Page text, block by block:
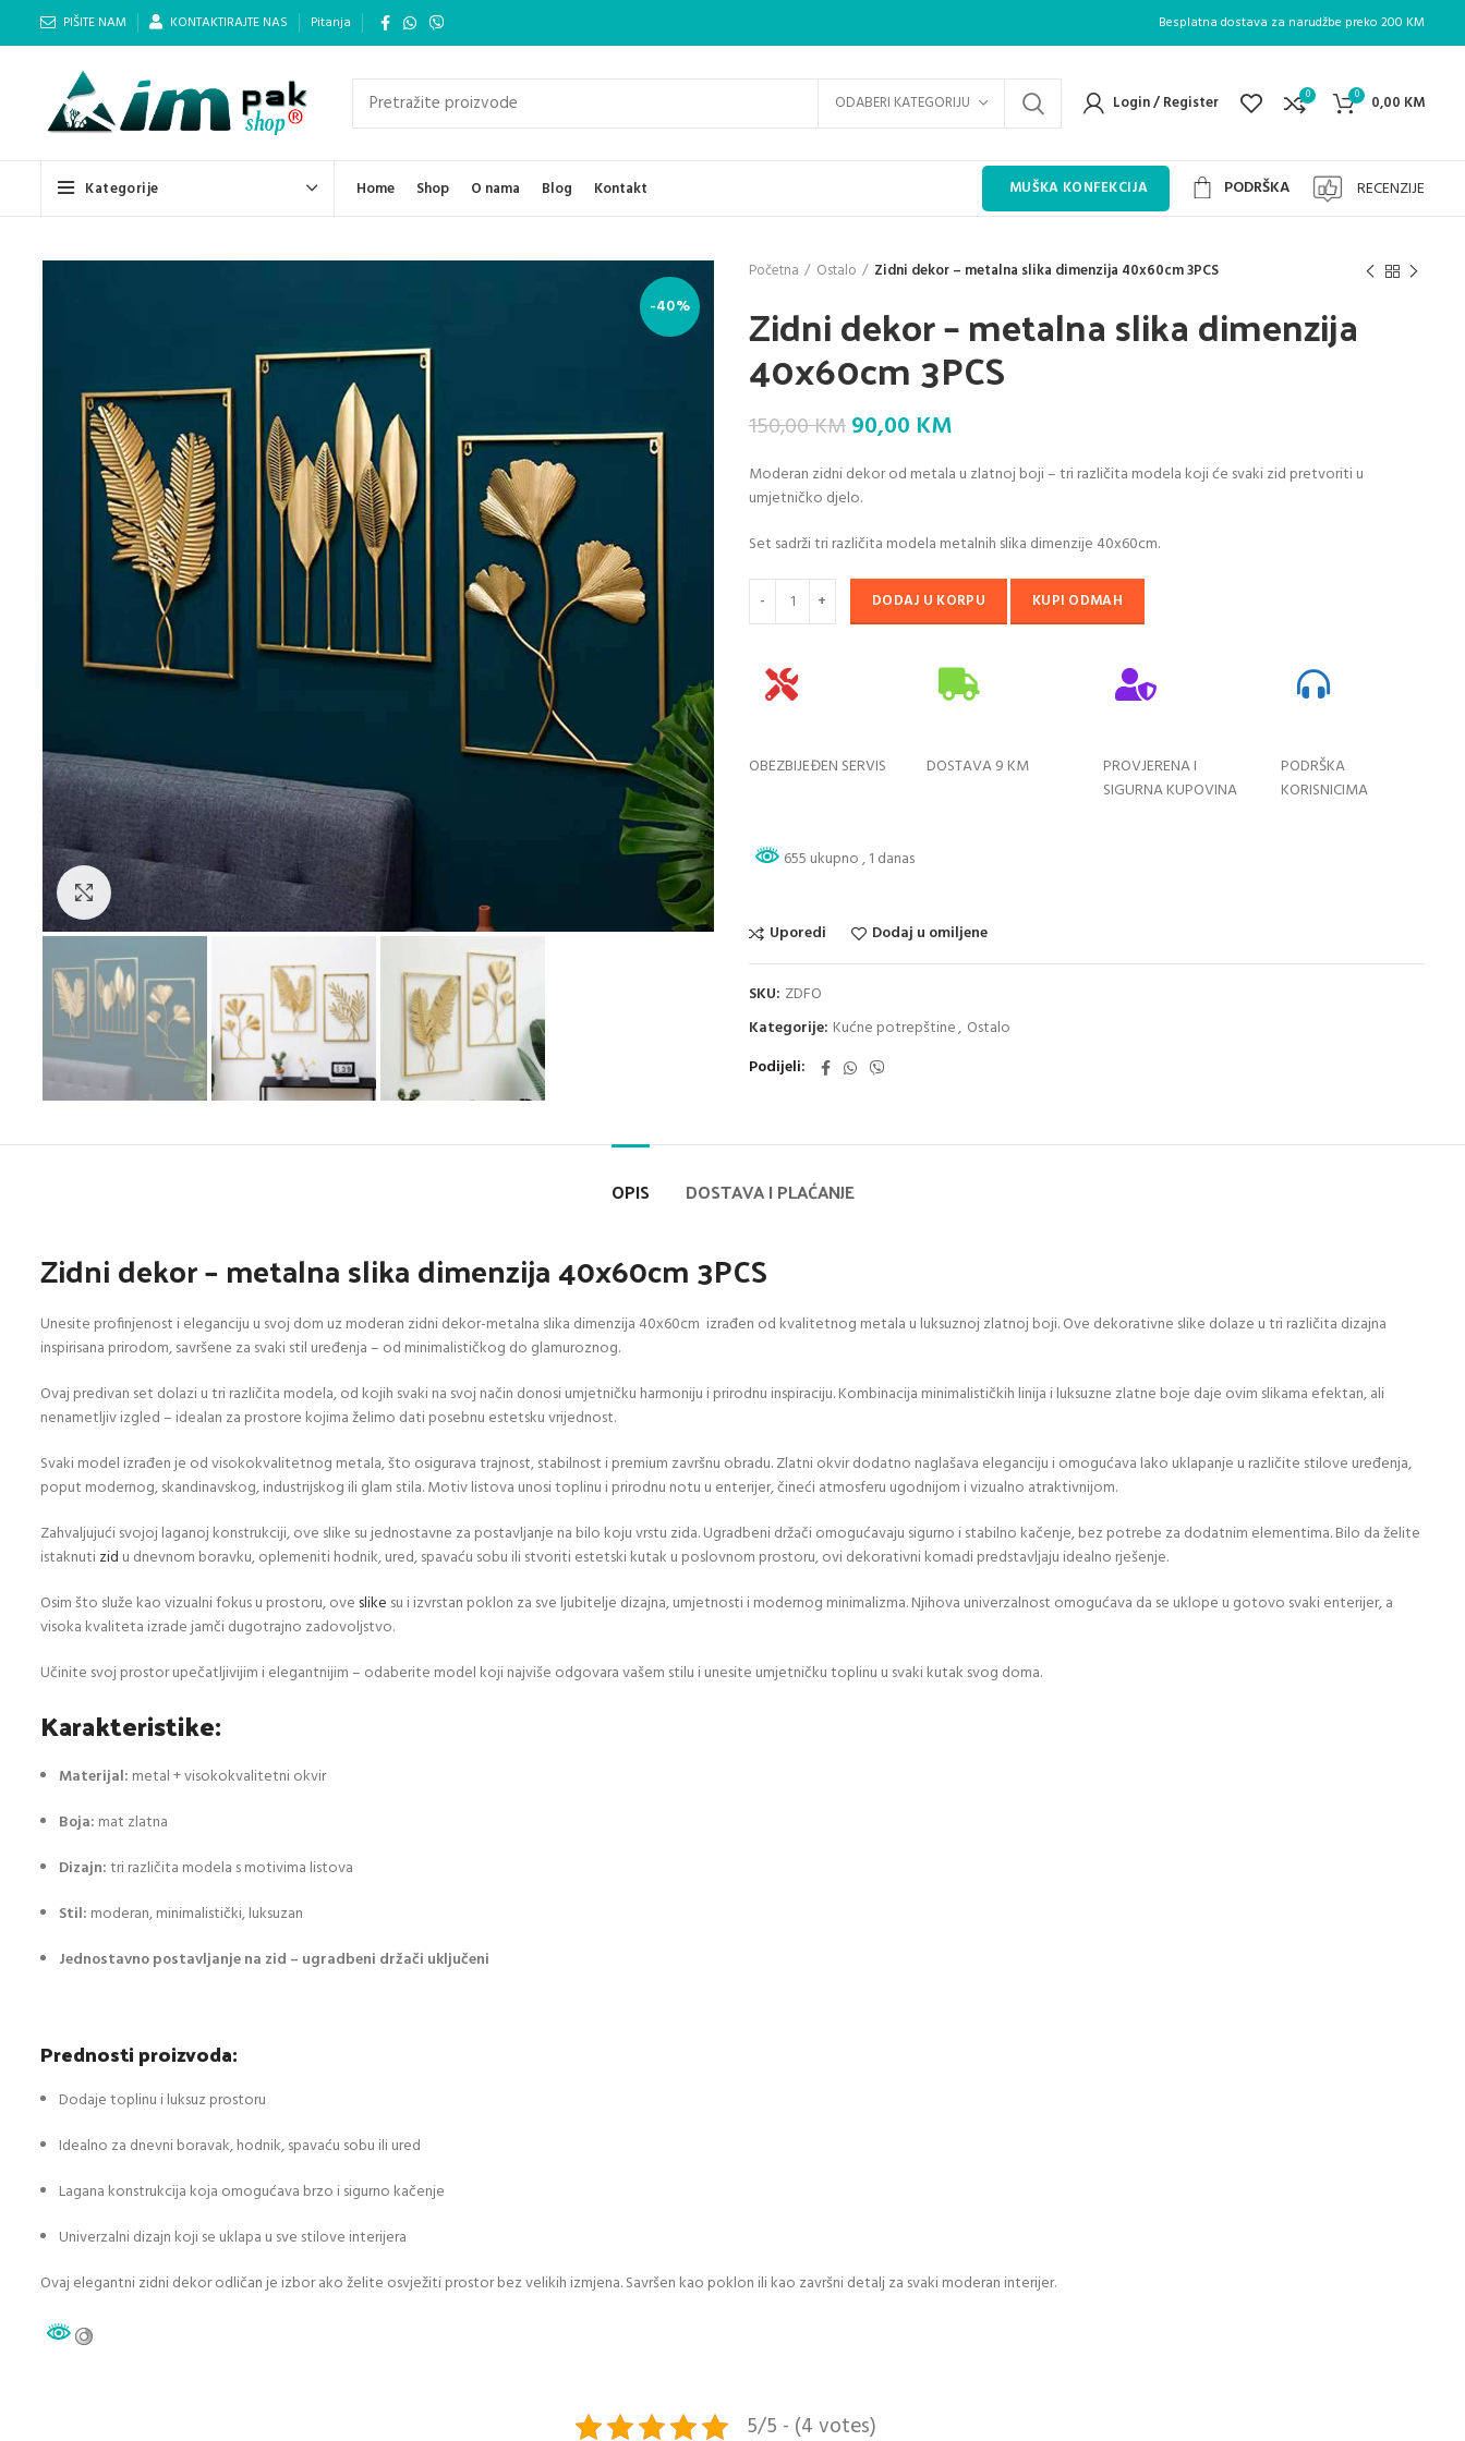
PIŠITE NAM KONTAKTIRAJTE NAS Pitanja Besplatna dostava za narudžbe preko 200 KM
ODABERI KATEGORIJU Login / Register 0 0 0,00 KM
Kategorije Home Shop O nama Blog Kontakt MUŠKA KONFEKCIJA PODRŠKA RECENZIJE
-40%
Klik da povećaš
Početna Ostalo Zidni dekor – metalna slika dimenzija 40x60cm 3PCS
Zidni dekor – metalna slika dimenzija
40x60cm 3PCS
150,00KMOriginal
was:
150,00 KM.
90,00 KMCurrent
is:
Moderan zidni dekor od metala u zlatnoj boji – tri različita modela koji će svaki zid pretvoriti u
umjetničko djelo.
Set sadrži tri različita modela metalnih slika dimenzije 40x60cm.
DODAJ U KORPU KUPI ODMAH
OBEZBIJEĐEN SERVIS DOSTAVA 9 KM
PROVJERENA I
SIGURNA KUPOVINA
PODRŠKA
KORISNICIMA
655 ukupno, 1 danas
Uporedi Dodaj u omiljene
SKU: ZDFO
Kategorije: Kućne potrepštine, Ostalo
Podijeli
OPIS DOSTAVA I PLAĆANJE
Zidni dekor – metalna slika dimenzija 40x60cm 3PCS
Unesite profinjenost i eleganciju u svoj dom uz moderan zidni dekor-metalna slika dimenzija 40x60cm izrađen od kvalitetnog metala u luksuznoj zlatnoj boji. Ove dekorativne slike dolaze u tri različita dizajna
inspirisana prirodom, savršene za svaki stil uređenja – od minimalističkog do glamuroznog.
Ovaj predivan set dolazi u tri različita modela, od kojih svaki na svoj način donosi umjetničku harmoniju i prirodnu inspiraciju. Kombinacija minimalističkih linija i luksuzne zlatne boje daje ovim slikama efektan, ali
nenametljiv izgled – idealan za prostore kojima želimo dati posebnu estetsku vrijednost.
Svaki model izrađen je od visokokvalitetnog metala, što osigurava trajnost, stabilnost i premium završnu obradu. Zlatni okvir dodatno naglašava eleganciju i omogućava lako uklapanje u različite stilove uređenja,
poput modernog, skandinavskog, industrijskog ili glam stila. Motiv listova unosi toplinu i prirodnu notu u enterijer, čineći atmosferu ugodnijom i vizualno atraktivnijom.
Zahvaljujući svojoj laganoj konstrukciji, ove slike su jednostavne za postavljanje na bilo koju vrstu zida. Ugradbeni držači omogućavaju sigurno i stabilno kačenje, bez potrebe za dodatnim elementima. Bilo da želite
istaknutizid u dnevnom boravku, oplemeniti hodnik, ured, spavaću sobu ili stvoriti estetski kutak u poslovnom prostoru, ovi dekorativni komadi predstavljaju idealno rješenje.
Osim što služe kao vizualni fokus u prostoru, ove slike su i izvrstan poklon za sve ljubitelje dizajna, umjetnosti i modernog minimalizma. Njihova univerzalnost omogućava da se uklope u gotovo svaki enterijer, a
visoka kvaliteta izrade jamči dugotrajno zadovoljstvo.
Učinite svoj prostor upečatljivijim i elegantnijim – odaberite model koji najviše odgovara vašem stilu i unesite umjetničku toplinu u svaki kutak svog doma.
Karakteristike:
Materijal: metal + visokokvalitetni okvir
Boja: mat zlatna
Dizajn:tri različita modela s motivima listova
Stil: moderan, minimalistički, luksuzan
Jednostavno postavljanje na zid – ugradbeni držači uključeni
Prednosti proizvoda:
Dodaje toplinu i luksuz prostoru
Idealno za dnevni boravak, hodnik, spavaću sobu ili ured
Lagana konstrukcija koja omogućava brzo i sigurno kačenje
Univerzalni dizajn koji se uklapa u sve stilove interijera
Ovaj elegantni zidni dekor odličan je izbor ako želite osvježiti prostor bez velikih izmjena. Savršen kao poklon ili kao završni detalj za svaki moderan interijer.
5/5 - (4 votes)